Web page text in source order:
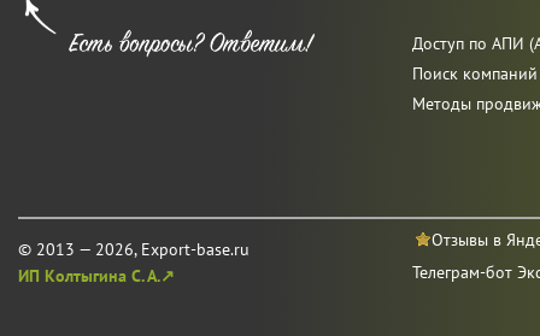
© 2013 — 2026, Export-base.ru
ИП Колтыгина С. А.↗
Доступ по АПИ
Поиск
Методы
Отзывы в
Телеграм-бот